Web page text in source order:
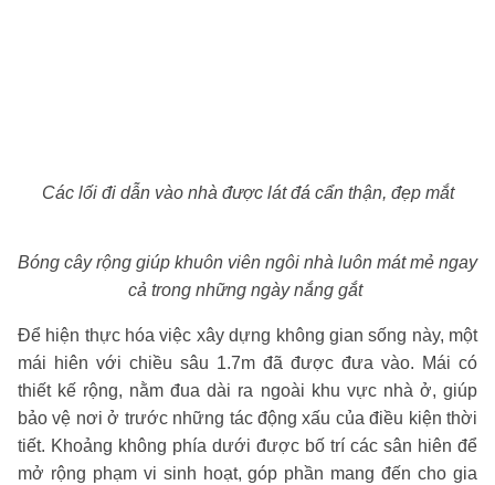
Các lối đi dẫn vào nhà được lát đá cẩn thận, đẹp mắt
Bóng cây rộng giúp khuôn viên ngôi nhà luôn mát mẻ ngay
cả trong những ngày nắng gắt
Để hiện thực hóa việc xây dựng không gian sống này, một
mái hiên với chiều sâu 1.7m đã được đưa vào. Mái có
thiết kế rộng, nằm đua dài ra ngoài khu vực nhà ở, giúp
bảo vệ nơi ở trước những tác động xấu của điều kiện thời
tiết. Khoảng không phía dưới được bố trí các sân hiên để
mở rộng phạm vi sinh hoạt, góp phần mang đến cho gia